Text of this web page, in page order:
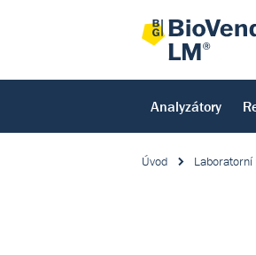
Analyzátory
Úvod Laboratorní